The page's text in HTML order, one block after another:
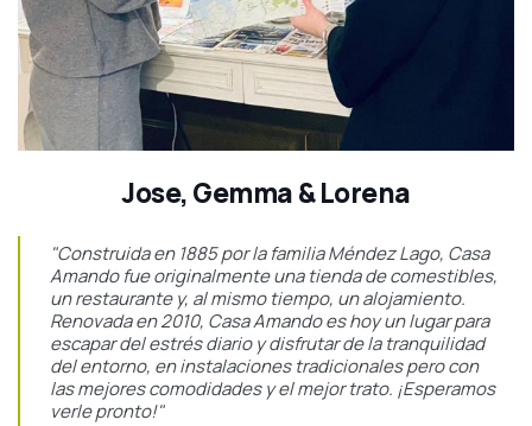
Jose, Gemma & Lorena
"Construida en 1885 por la familia Méndez Lago, Casa
Amando fue originalmente una tienda de comestibles,
un restaurante y, al mismo tiempo, un alojamiento.
Renovada en 2010, Casa Amando es hoy un lugar para
escapar del estrés diario y disfrutar de la tranquilidad
del entorno, en instalaciones tradicionales pero con
las mejores comodidades y el mejor trato. ¡Esperamos
verle pronto!"